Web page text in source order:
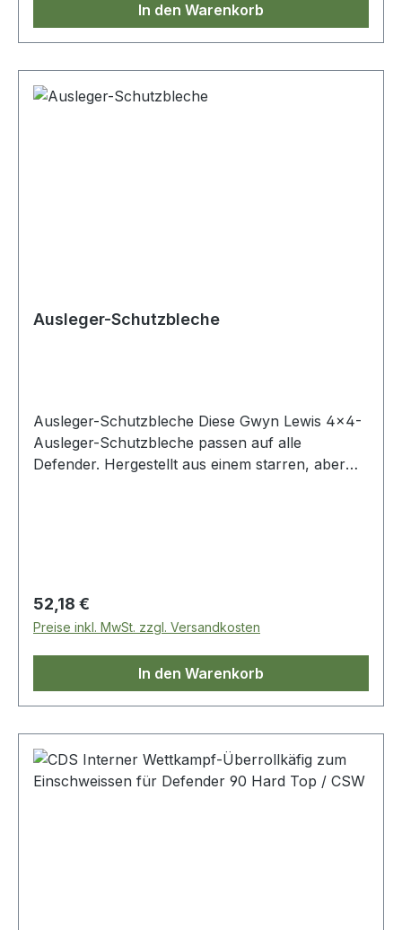
In den Warenkorb
Ausleger-Schutzbleche
Ausleger-Schutzbleche Diese Gwyn Lewis 4×4-
Ausleger-Schutzbleche passen auf alle
Defender. Hergestellt aus einem starren, aber
Regulärer Preis:
52,18 €
Preise inkl. MwSt. zzgl. Versandkosten
In den Warenkorb